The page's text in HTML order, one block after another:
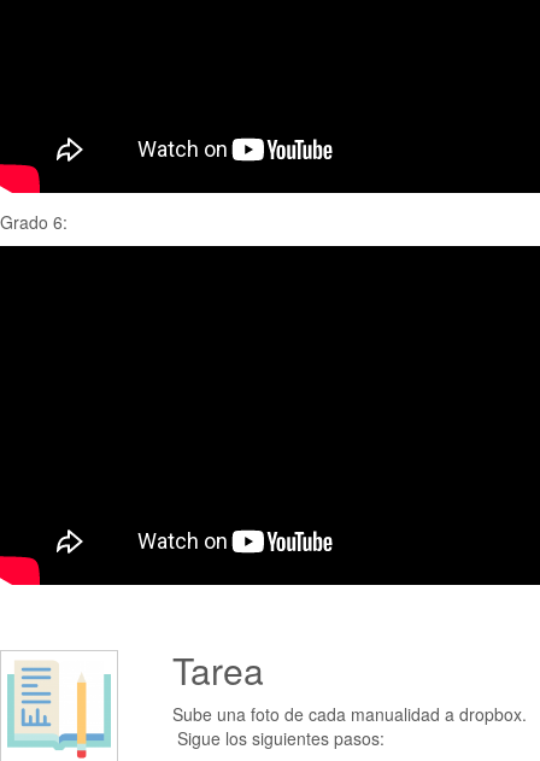
Grado 6:
Tarea
Sube una foto de cada manualidad a dropbox.
Sigue los siguientes pasos: